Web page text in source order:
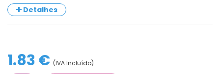
Detalhes
1.83 € (IVA Incluído)